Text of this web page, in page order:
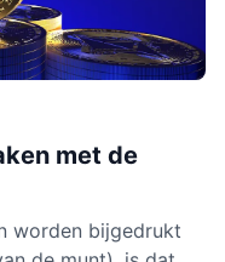
met de
worden bijgedrukt